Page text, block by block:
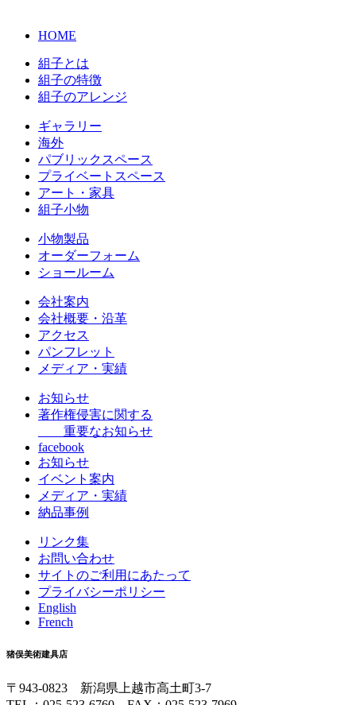
HOME
組子とは
組子の特徴
組子のアレンジ
ギャラリー
海外
パブリックスペース
プライベートスペース
アート・家具
組子小物
小物製品
オーダーフォーム
ショールーム
会社案内
会社概要・沿革
アクセス
パンフレット
メディア・実績
お知らせ
著作権侵害に関する
重要なお知らせ
facebook
お知らせ
イベント案内
メディア・実績
納品事例
リンク集
お問い合わせ
サイトのご利用にあたって
プライバシーポリシー
English
French
猪俣美術建具店
〒943-0823 新潟県上越市高土町3-7